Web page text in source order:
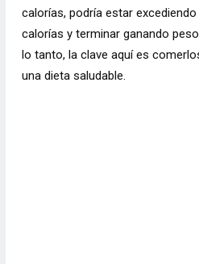
calorías, podría estar
calorías y terminar ganando
lo tanto, la clave aquí es
una dieta saludable.